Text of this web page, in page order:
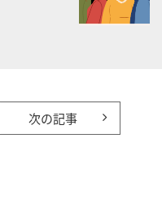
次の記事